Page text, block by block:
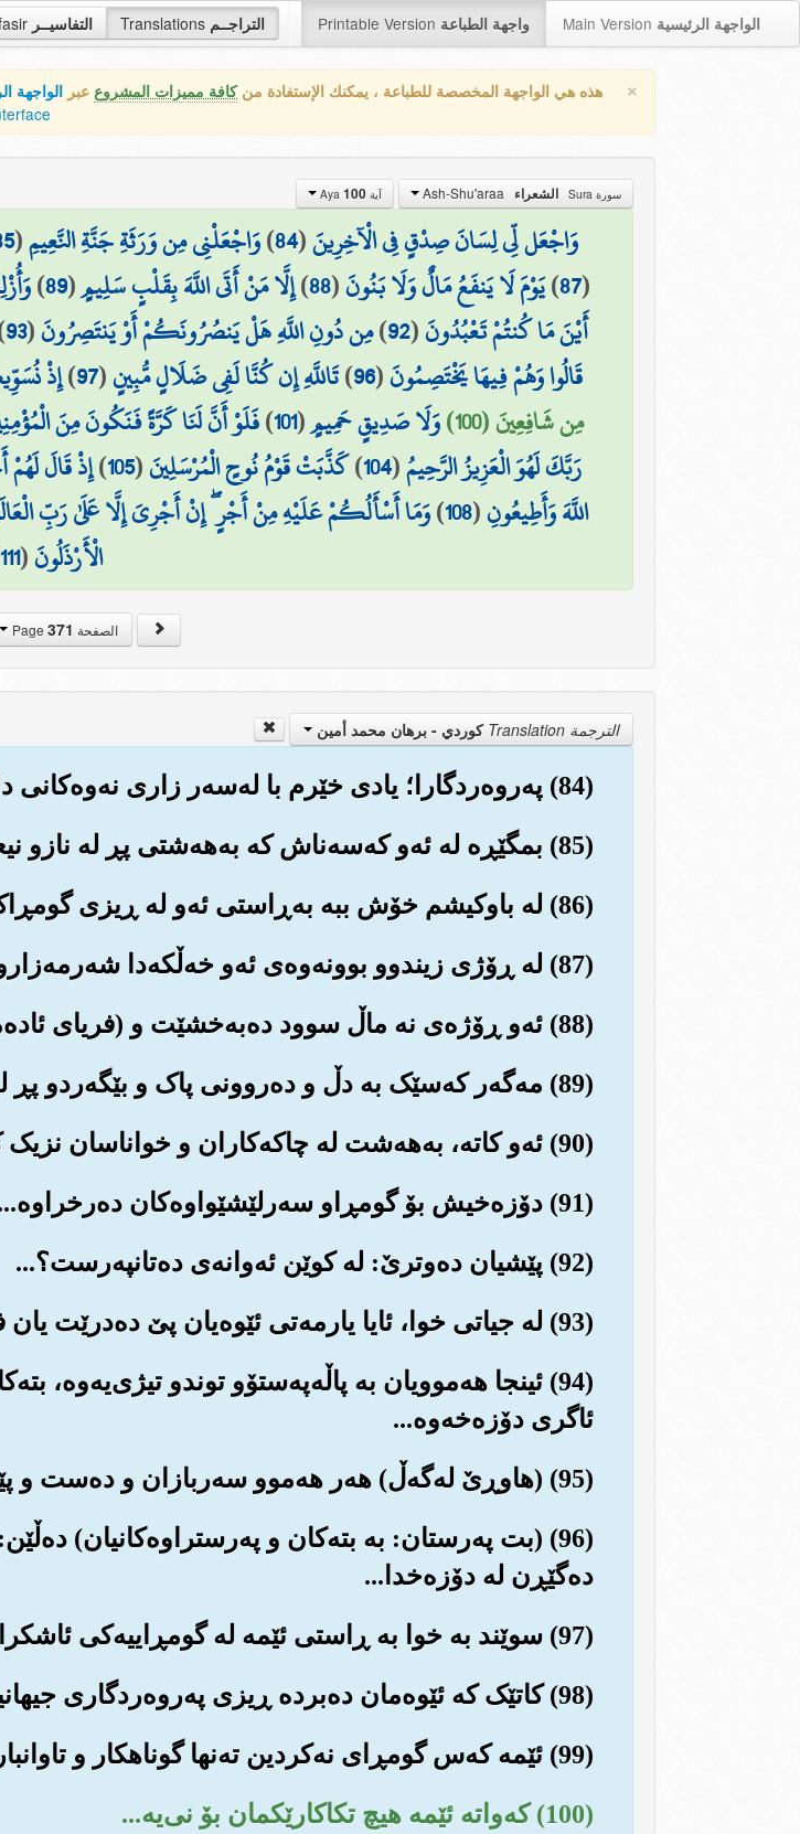
التفاسيــر Translations التراجــم Printable Version واجهة الطباعة Main Version الواجهة الرئيسية
× هذه هي الواجهة المخصصة للطباعة ، يمكنك الإستفادة منكافة مميزات المشروع عبر الواجهة
سورة Sura الشعراء آية Aya 100
وَاجْعَل لِّي لِسَانَ صِدْقٍ فِي الْآخِرِينَ(
84
)وَاجْعَلْنِي مِن وَرَثَةِ جَنَّةِ النَّعِيمِ(
(
87
)يَوْمَ لَا يَنفَعُ مَالٌ وَلَا بَنُونَ(
88
)إِلَّا مَنْ أَتَى اللَّهَ بِقَلْبٍ سَلِيمٍ(
89
)
أَيْنَ مَا كُنتُمْ تَعْبُدُونَ(
92
)مِن دُونِ اللَّهِ هَلْ يَنصُرُونَكُمْ أَوْ يَنتَصِرُونَ(
93
قَالُوا وَهُمْ فِيهَا يَخْتَصِمُونَ(
96
)تَاللَّهِ إِن كُنَّا لَفِي ضَلَالٍ مُّبِينٍ(
97
)إِذْ
مِن شَافِعِينَ (100)
وَلَا صَدِيقٍ حَمِيمٍ(
101
)فَلَوْ أَنَّ لَنَا كَرَّةً فَنَكُونَ مِنَ
رَبَّكَ لَهُوَ الْعَزِيزُ الرَّحِيمُ(
104
)كَذَّبَتْ قَوْمُ نُوحٍ الْمُرْسَلِينَ(
105
)إِذْ قَالَ
اللَّهَ وَأَطِيعُونِ(
108
)وَمَا أَسْأَلُكُمْ عَلَيْهِ مِنْ أَجْرٍ ۖ إِنْ أَجْرِيَ إِلَّا عَلَىٰ رَبِّ
الْأَرْذَلُونَ(
111
الصفحة Page 371
الترجمة Translation كوردي - برهان محمد أمين
(84) په‌روه‌ردگارا؛ یادی خێرم با له‌سه‌ر زاری نه‌وه‌کانی داهاتوودا بمێنێت.
(85) بمگێڕه له ئه‌و که‌سه‌ناش که به‌هه‌شتی پڕ له نازو نیعمه‌ت به‌ده‌ست ده‌هێنن و ده‌بنه خاوه‌نی.
(86) له باوکیشم خۆش ببه به‌ڕاستی ئه‌و له ڕیزی گومڕاکاندا بوو (دیاره هێشتا لێی نا ئومێد نه‌بووه)
(87) له ڕۆژی زیندوو بوونه‌وه‌ی ئه‌و خه‌ڵكه‌دا شه‌رمه‌زارو خه‌جاڵه‌تم مه‌که.
(88) ئه‌و ڕۆژه‌ی نه ماڵ سوود ده‌به‌خشێت و (فریای ئاده‌میزاد ده‌که‌وێت) نه منداڵ و نه‌وه‌.
(89) مه‌گه‌ر که‌سێک به دڵ و ده‌روونی پاک و بێگه‌ردو پڕ له ئیمان، به خزمه‌ت په‌روه‌ردگار گه‌یشتبێت.
(90) ئه‌و کاته‌، به‌هه‌شت له چاکه‌کاران و خواناسان نزیک کراوه‌ته‌وه.
(91) دۆزه‌خیش بۆ گومڕاو سه‌رلێشێواوه‌کان ده‌رخراوه‌...
(92) پێشیان ده‌وترێ: له کوێن ئه‌وانه‌ی ده‌تانپه‌رست؟...
(93) له جیاتی خوا، ئایا یارمه‌تی ئێوه‌یان پێ ده‌درێت یان فریای خۆیان ده‌که‌ون؟
(94) ئینجا هه‌موویان به پاڵه‌په‌ستۆو توندو تیژی‌یه‌وه‌،
ئاگری دۆزه‌خه‌وه...
(95) (هاوڕێ له‌گه‌ڵ) هه‌ر هه‌موو سه‌ربازان و ده‌ست و پێوه‌ندی شه‌یتاندا.
(96) (بت په‌رستان: به بته‌کان و په‌رستراوه‌کانیان)
ده‌گێڕن له دۆزه‌خدا...
(97) سوێند به خوا به ڕاستی ئێمه له گومڕاییه‌کی ئاشکرادا ده‌ژیاین...
(98) کاتێک که ئێوه‌مان ده‌برده ڕیزی په‌روه‌ردگاری جیهانیانه‌وه و یه‌کسانمان ده‌کردن له‌گه‌ڵیدا...
(99) ئێمه که‌س گومڕای نه‌کردین ته‌نها گوناهکار و تاوانباره‌کان نه‌بێت...
(100) که‌واته ئێمه هیچ تکاکارێکمان بۆ نی‌یه...